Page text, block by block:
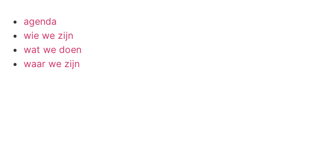
naar
inhoud
agenda
wie we zijn
wat we doen
waar we zijn